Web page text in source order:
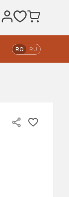
RO RU